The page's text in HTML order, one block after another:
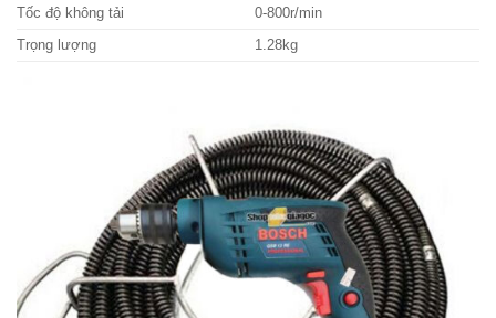
Tốc độ không tải 0-800r/min
Trọng lượng 1.28kg